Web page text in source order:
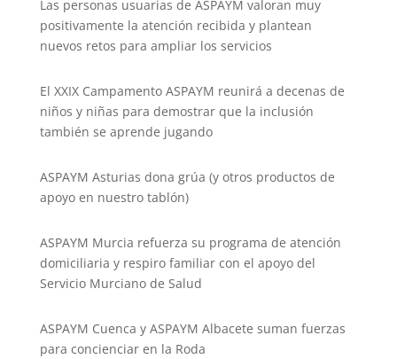
Las personas usuarias de ASPAYM valoran muy
positivamente la atención recibida y plantean
nuevos retos para ampliar los servicios
El XXIX Campamento ASPAYM reunirá a decenas de
niños y niñas para demostrar que la inclusión
también se aprende jugando
ASPAYM Asturias dona grúa (y otros productos de
apoyo en nuestro tablón)
ASPAYM Murcia refuerza su programa de atención
domiciliaria y respiro familiar con el apoyo del
Servicio Murciano de Salud
ASPAYM Cuenca y ASPAYM Albacete suman fuerzas
para concienciar en la Roda